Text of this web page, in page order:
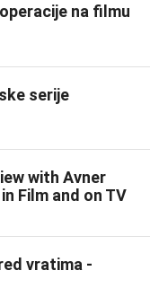
na filmu
serije
with Avner
Film and on TV
vratima -